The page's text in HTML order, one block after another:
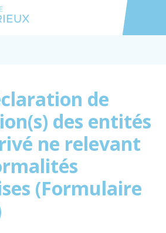
Accéder
de
des entités
ne relevant
(Formulaire